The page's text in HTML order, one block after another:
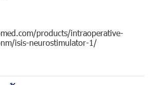
products/intraoperative-
isis-neurostimulator-1/